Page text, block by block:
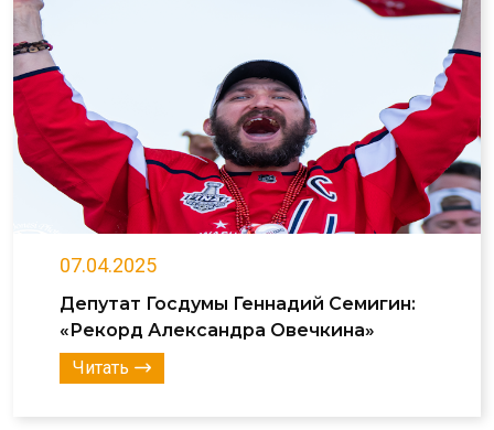
07.04.2025
Депутат Госдумы Геннадий Семигин:
«Рекорд Александра Овечкина»
Читать